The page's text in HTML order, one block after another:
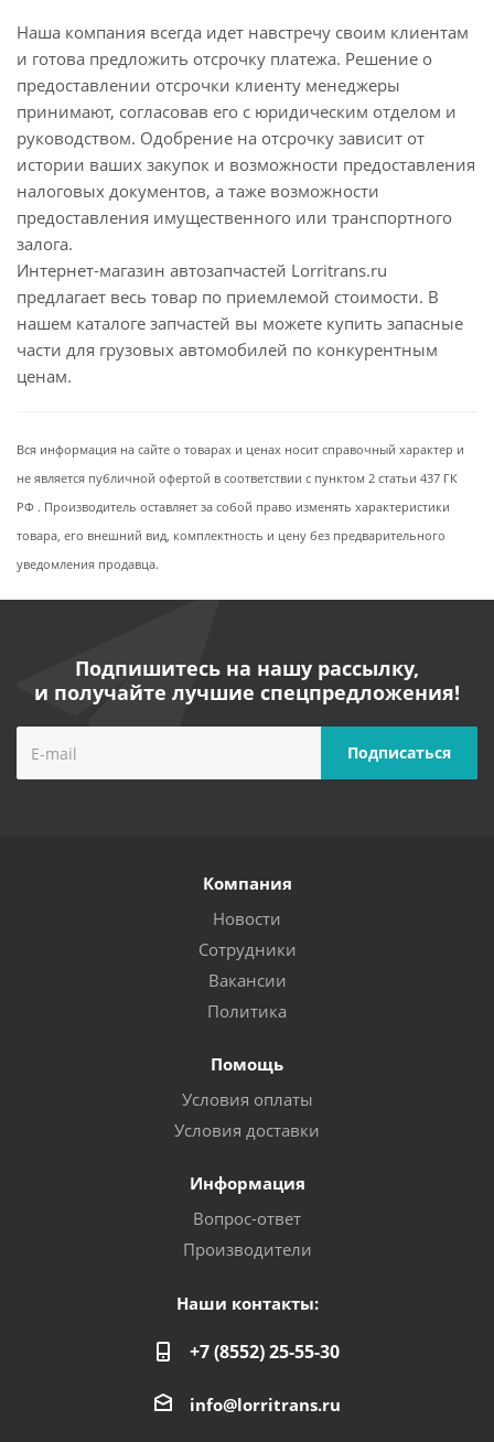
Наша компания всегда идет навстречу своим клиентам
и готова предложить отсрочку платежа. Решение о
предоставлении отсрочки клиенту менеджеры
принимают, согласовав его с юридическим отделом и
руководством. Одобрение на отсрочку зависит от
истории ваших закупок и возможности предоставления
налоговых документов, а таже возможности
предоставления имущественного или транспортного
залога.
Интернет-магазин автозапчастей Lorritrans.ru
предлагает весь товар по приемлемой стоимости. В
нашем каталоге запчастей вы можете купить запасные
части для грузовых автомобилей по конкурентным
ценам.
Вся информация на сайте о товарах и ценах носит справочный характер и
не является публичной офертой в соответствии с пунктом 2 статьи 437 ГК
РФ . Производитель оставляет за собой право изменять характеристики
товара, его внешний вид, комплектность и цену без предварительного
уведомления продавца.
Подпишитесь на нашу рассылку,
и получайте лучшие спецпредложения!
Компания
Новости
Сотрудники
Вакансии
Политика
Помощь
Условия оплаты
Условия доставки
Информация
Вопрос-ответ
Производители
Наши контакты:
+7 (8552) 25-55-30
info@lorritrans.ru